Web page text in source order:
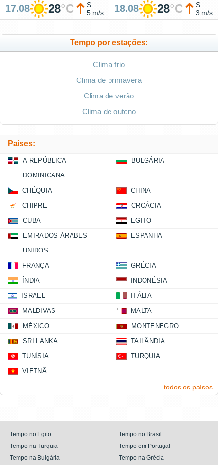
17.08 28°C
S
5 m/s
18.08 28°C
S
3 m/s
Tempo por estações:
Clima frio
Clima de primavera
Clima de verão
Clima de outono
Países:
A REPÚBLICA
DOMINICANA
BULGÁRIA
CHÉQUIA CHINA
CHIPRE CROÁCIA
CUBA EGITO
EMIRADOS ÁRABES
UNIDOS
ESPANHA
FRANÇA GRÉCIA
ÍNDIA INDONÉSIA
ISRAEL ITÁLIA
MALDIVAS MALTA
MÉXICO MONTENEGRO
SRI LANKA TAILÂNDIA
TUNÍSIA TURQUIA
VIETNÃ
todos os países
Tempo no Egito
Tempo no Brasil
Tempo na Turquia
Tempo em Portugal
Tempo na Bulgária
Tempo na Grécia